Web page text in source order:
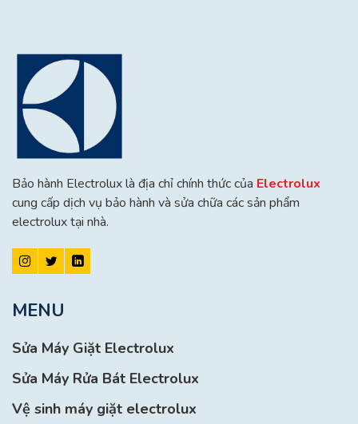
Bảo hành Electrolux là địa chỉ chính thức của Electrolux
cung cấp dịch vụ bảo hành và sửa chữa các sản phẩm
electrolux tại nhà.
MENU
Sửa Máy Giặt Electrolux
Sửa Máy Rửa Bát Electrolux
Vệ sinh máy giặt electrolux